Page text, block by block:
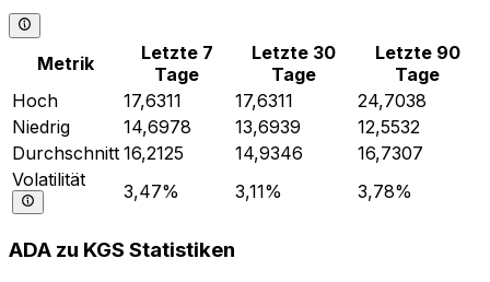
Metrik
Letzte 7
Tage
Letzte 30
Tage
Letzte 90
Tage
Hoch
17,6311 17,6311
24,7038
Niedrig
14,6978 13,6939
12,5532
Durchschnitt 16,2125 14,9346
16,7307
Volatilität
3,47% 3,11% 3,78%
ADA zu KGS Statistiken